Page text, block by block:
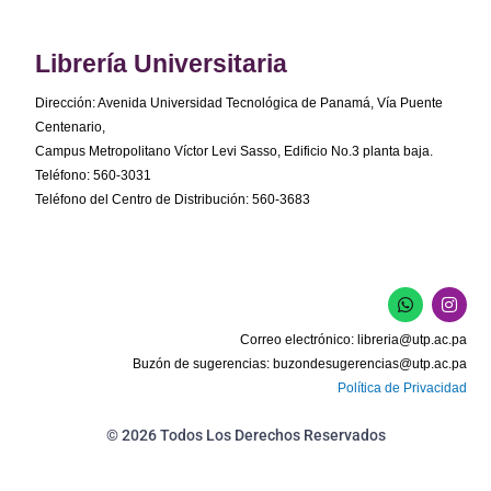
Librería Universitaria
Dirección: Avenida Universidad Tecnológica de Panamá, Vía Puente
Centenario,
Campus Metropolitano Víctor Levi Sasso, Edificio No.3 planta baja.
Teléfono: 560-3031
Teléfono del Centro de Distribución: 560-3683
W
h
a
t
s
a
p
I
n
s
t
a
g
r
Correo electrónico: libreria@utp.ac.pa
Buzón de sugerencias: buzondesugerencias@utp.ac.pa
Política de Privacidad
© 2026 Todos Los Derechos Reservados